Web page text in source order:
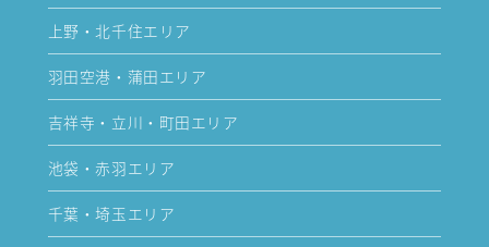
上野・北千住エリア
羽田空港・蒲田エリア
吉祥寺・立川・町田エリア
池袋・赤羽エリア
千葉・埼玉エリア